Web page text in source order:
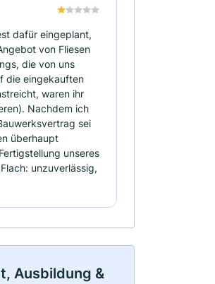
dafür eingeplant,
von Fliesen
die von uns
die eingekauften
waren ihr
Nachdem ich
sei
überhaupt
unseres
unzuverlässig,
Ausbildung &